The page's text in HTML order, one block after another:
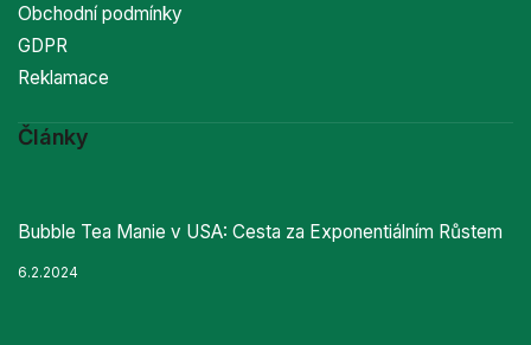
Obchodní podmínky
GDPR
Reklamace
Články
Bubble Tea Manie v USA: Cesta za Exponentiálním Růstem
6.2.2024